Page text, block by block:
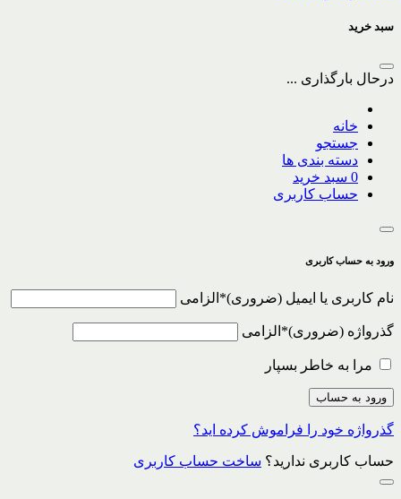
سبد خرید
درحال بارگذاری ...
خانه
جستجو
دسته بندی ها
0 سبد خرید
حساب کاربری
ورود به حساب کاربری
نام کاربری یا ایمیل * الزامی
گذرواژه * الزامی
مرا به خاطر بسپار
ورود به حساب
گذرواژه خود را فراموش کرده اید؟
حساب کاربری ندارید؟ ساخت حساب کاربری